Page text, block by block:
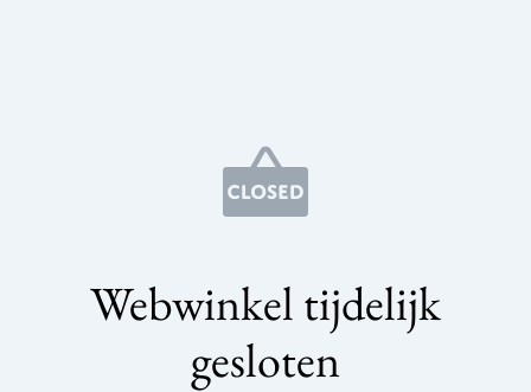
Webwinkel tijdelijk
gesloten